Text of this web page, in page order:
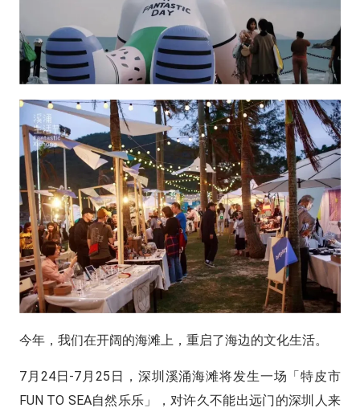
今年，我们在开阔的海滩上，重启了海边的文化生活。
7月24日-7月25日，深圳溪涌海滩将发生一场「特皮市
FUN TO SEA自然乐乐」，对许久不能出远门的深圳人来